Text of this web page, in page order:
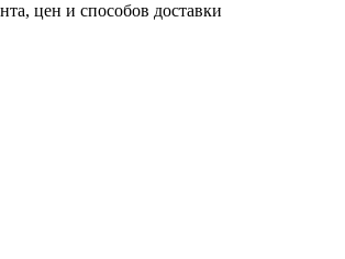
цен и способов доставки